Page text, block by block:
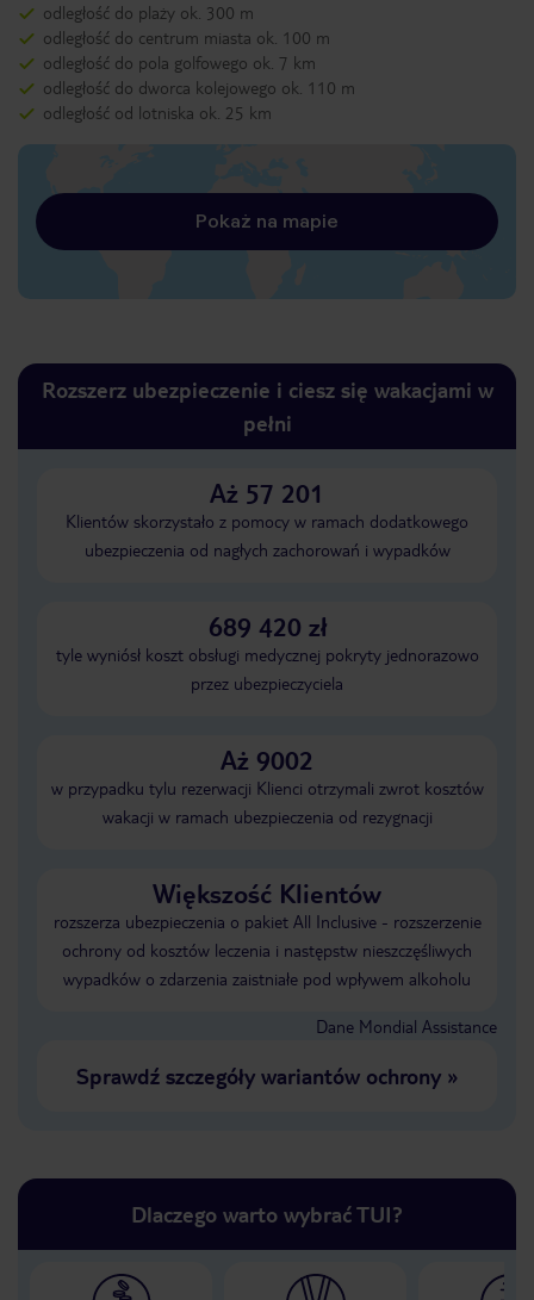
odległość do plaży ok. 300 m
odległość do centrum miasta ok. 100 m
odległość do pola golfowego ok. 7 km
odległość do dworca kolejowego ok. 110 m
odległość od lotniska ok. 25 km
Pokaż na mapie
Rozszerz ubezpieczenie i ciesz się wakacjami w
pełni
Aż 57 201
Klientów skorzystało z pomocy w ramach dodatkowego
ubezpieczenia od nagłych zachorowań i wypadków
689 420 zł
tyle wyniósł koszt obsługi medycznej pokryty jednorazowo
przez ubezpieczyciela
Aż 9002
w przypadku tylu rezerwacji Klienci otrzymali zwrot kosztów
wakacji w ramach ubezpieczenia od rezygnacji
Większość Klientów
rozszerza ubezpieczenia o pakiet All Inclusive - rozszerzenie
ochrony od kosztów leczenia i następstw nieszczęśliwych
wypadków o zdarzenia zaistniałe pod wpływem alkoholu
Dane Mondial Assistance
Sprawdź szczegóły wariantów ochrony»
Dlaczego warto wybrać TUI?